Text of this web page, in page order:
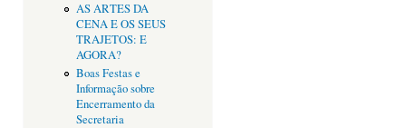
AS ARTES DA
CENA E OS SEUS
TRAJETOS: E
AGORA?
Boas Festas e
Informação sobre
Encerramento da
Secretaria